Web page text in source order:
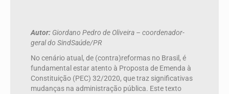
Autor: Giordano Pedro de Oliveira – coordenador-
geral do SindSaúde/PR
No cenário atual, de (contra)reformas no Brasil, é
fundamental estar atento à Proposta de Emenda à
Constituição (PEC) 32/2020, que traz significativas
mudanças na administração pública. Este texto